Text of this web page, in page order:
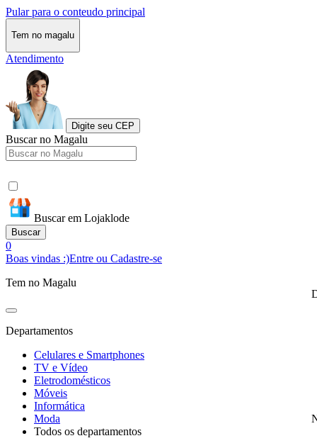
Pular para o conteudo principal
Tem no magalu
Atendimento
Digite seu CEP
Buscar no Magalu
Buscar em Lojaklode
Buscar
0
Boas vindas :)Entre ou Cadastre-se
Tem no Magalu
Departamentos
Celulares e Smartphones
TV e Vídeo
Eletrodomésticos
Móveis
Informática
Moda
Todos os departamentos